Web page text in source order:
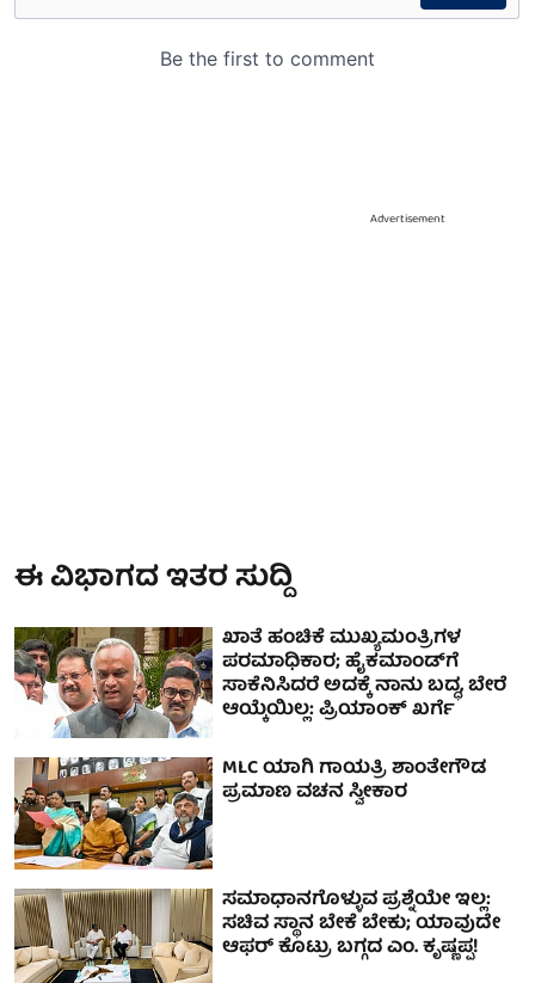
Advertisement
ಈ ವಿಭಾಗದ ಇತರ ಸುದ್ದಿ
ಖಾತೆ ಹಂಚಿಕೆ ಮುಖ್ಯಮಂತ್ರಿಗಳ
ಪರಮಾಧಿಕಾರ; ಹೈಕಮಾಂಡ್‌ಗೆ
ಸಾಕೆನಿಸಿದರೆ ಅದಕ್ಕೆ ನಾನು ಬದ್ಧ, ಬೇರೆ
ಆಯ್ಕೆಯಿಲ್ಲ: ಪ್ರಿಯಾಂಕ್ ಖರ್ಗೆ
MLC ಯಾಗಿ ಗಾಯತ್ರಿ ಶಾಂತೇಗೌಡ
ಪ್ರಮಾಣ ವಚನ ಸ್ವೀಕಾರ
ಸಮಾಧಾನಗೊಳ್ಳುವ ಪ್ರಶ್ನೆಯೇ ಇಲ್ಲ:
ಸಚಿವ ಸ್ಥಾನ ಬೇಕೆ ಬೇಕು; ಯಾವುದೇ
ಆಫರ್ ಕೊಟ್ರು ಬಗ್ಗದ ಎಂ. ಕೃಷ್ಣಪ್ಪ!